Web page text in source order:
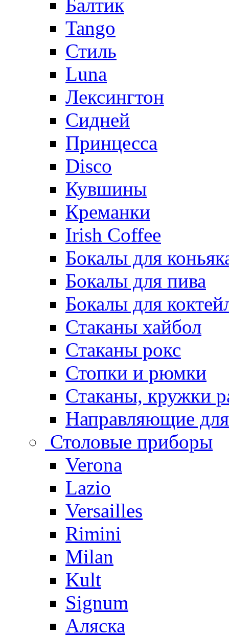
Балтик
Tango
Стиль
Luna
Лексингтон
Сидней
Принцесса
Disco
Кувшины
Креманки
Irish Coffee
Бокалы для
Бокалы для пива
Бокалы для
Стаканы хайбол
Стаканы рокс
Стопки и рюмки
Стаканы, кружки
Направляющие
Столовые приборы
Verona
Lazio
Versailles
Rimini
Milan
Kult
Signum
Аляска